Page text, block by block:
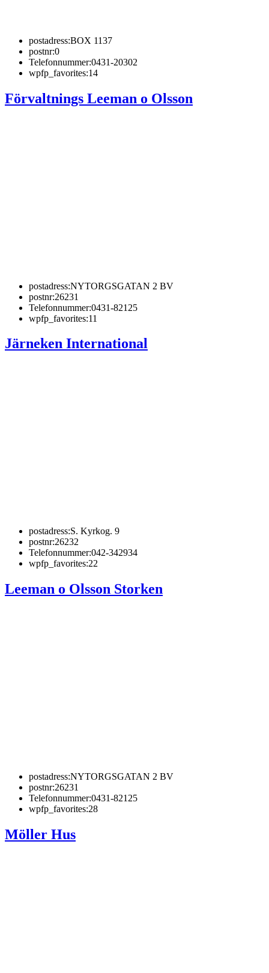
postadress:BOX 1137
postnr:0
Telefonnummer:0431-20302
wpfp_favorites:14
Förvaltnings Leeman o Olsson
postadress:NYTORGSGATAN 2 BV
postnr:26231
Telefonnummer:0431-82125
wpfp_favorites:11
Järneken International
postadress:S. Kyrkog. 9
postnr:26232
Telefonnummer:042-342934
wpfp_favorites:22
Leeman o Olsson Storken
postadress:NYTORGSGATAN 2 BV
postnr:26231
Telefonnummer:0431-82125
wpfp_favorites:28
Möller Hus